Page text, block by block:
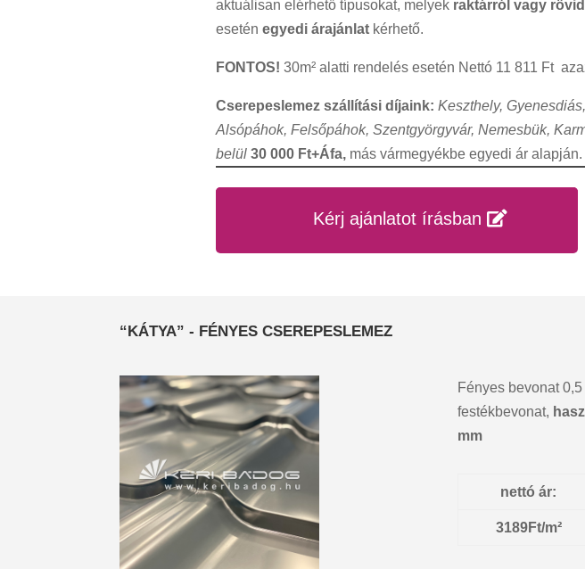
aktuálisan elérhető típusokat, melyek raktárról vagy
esetén egyedi árajánlatkérhető.
FONTOS! 30m² alatti rendelés esetén Nettó 11 811 Ft
Cserepeslemez szállítási díjaink: Keszthely,
Alsópáhok, Felsőpáhok, Szentgyörgyvár, Nemesbük,
belül 30 000 Ft+Áfa,más vármegyékbe egyedi ár alapján.
Kérj ajánlatot írásban
“KÁTYA” - FÉNYES CSEREPESLEMEZ
Fényes bevonat
festékbevonat,
mm
nettó ár:
3189Ft/m²